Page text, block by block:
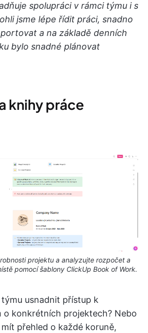
spolupráci v rámci týmu i s
jsme lépe řídit práci, snadno
a na základě denních
bylo snadné plánovat
knihy práce
projektu a analyzujte rozpočet a
pomocí šablony ClickUp Book of Work.
usnadnit přístup k
o konkrétních projektech? Nebo
přehled o každé koruně,